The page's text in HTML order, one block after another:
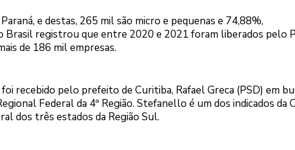
e destas, 265 mil são micro e pequenas e 74,88%,
Brasil registrou que entre 2020 e 2021 foram liberados pelo
de 186 mil empresas.
recebido pelo prefeito de Curitiba, Rafael Greca (PSD) em
Federal da 4ª Região. Stefanello é um dos indicados da
dos três estados da Região Sul.